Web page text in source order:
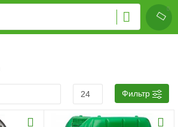
Фильтр